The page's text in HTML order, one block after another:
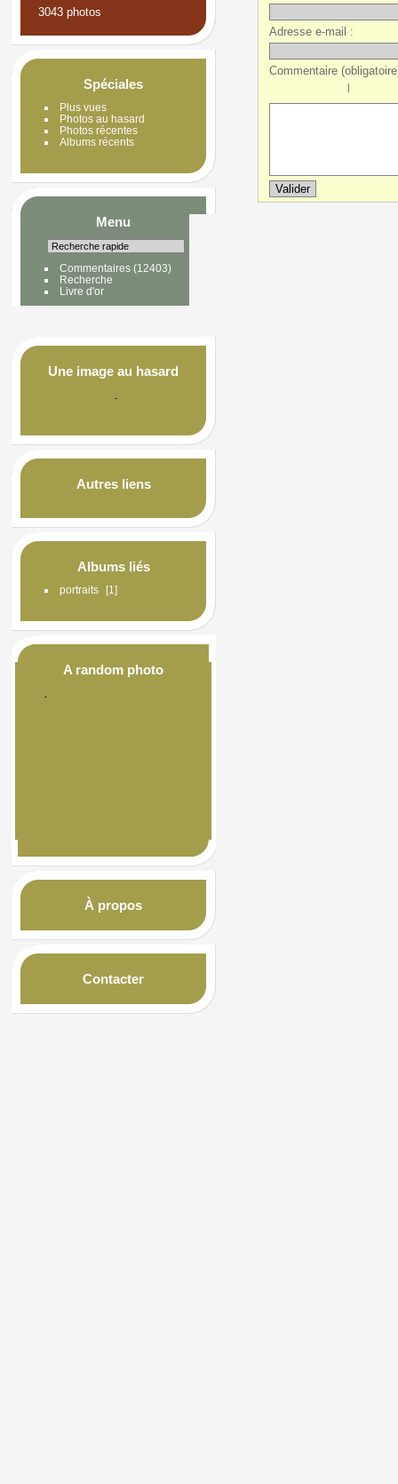
3043 photos
Spéciales
Plus vues
Photos au hasard
Photos récentes
Albums récents
Menu
Commentaires(12403)
Recherche
Livre d'or
Une image au hasard
Autres liens
Albums liés
portraits 1
A random photo
À propos
Contacter
Adresse e-mail :
Commentaire
|